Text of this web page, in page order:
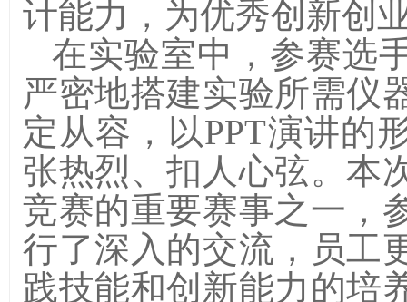
计能力，为优秀创新创
在实验室中，参赛选
严密地搭建实验所需仪
定从容，以PPT演讲的
张热烈、扣人心弦。本
竞赛的重要赛事之一，
行了深入的交流，员工
践技能和创新能力的培